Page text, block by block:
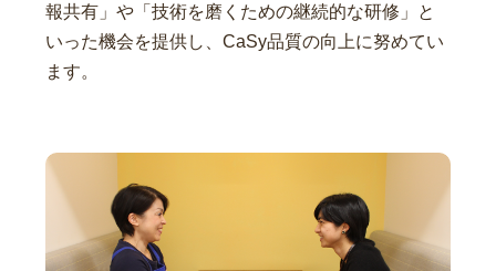
報共有」や「技術を磨くための継続的な研修」と
いった機会を提供し、CaSy品質の向上に努めてい
ます。